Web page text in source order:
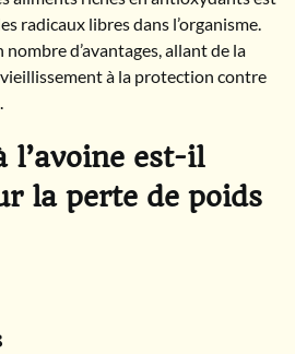
radicaux libres dans l’organisme.
d’avantages, allant de la
à la protection contre
l’avoine est-il
la perte de poids